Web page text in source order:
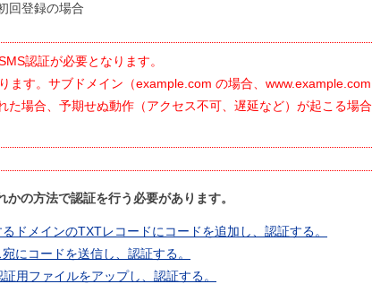
回登録の場合
認証が必要となります。
ます。サブドメイン（example.com の場合、www.example.com
場合、予期せぬ動作（アクセス不可、遅延など）が起こる場合
の方法で認証を行う必要があります。
ドメインのTXTレコードにコードを追加し、認証する。
にコードを送信し、認証する。
用ファイルをアップし、認証する。